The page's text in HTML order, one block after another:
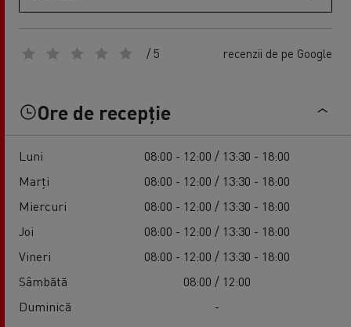
/ 5 recenzii de pe Google
Ore de recepție
Luni
08:00 - 12:00 / 13:30 - 18:00
Marți
08:00 - 12:00 / 13:30 - 18:00
Miercuri
08:00 - 12:00 / 13:30 - 18:00
Joi
08:00 - 12:00 / 13:30 - 18:00
Vineri
08:00 - 12:00 / 13:30 - 18:00
Sâmbătă
08:00 / 12:00
Duminică
-